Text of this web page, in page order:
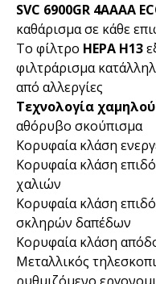
SVC 6900GR 4AAAA
καθάρισμα σε κάθε
Το φίλτρο HEPA H13
φιλτράρισμα
από αλλεργίες
Τεχνολογία
αθόρυβο σκούπισμα
Κορυφαία κλάση
Κορυφαία κλάση
χαλιών
Κορυφαία κλάση
σκληρών δαπέδων
Κορυφαία κλάση
Μεταλλικός